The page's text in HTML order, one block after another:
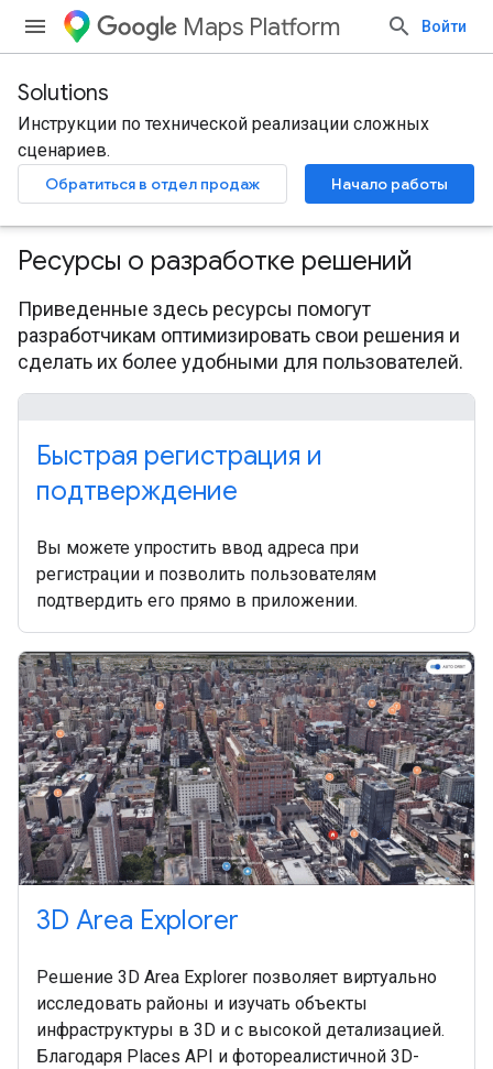
Maps Platform Войти
Solutions
Инструкции по технической реализации сложных
сценариев.
Обратиться в отдел продаж Начало работы
Ресурсы о разработке решений
Приведенные здесь ресурсы помогут
разработчикам оптимизировать свои решения и
сделать их более удобными для пользователей.
Быстрая регистрация и
подтверждение
Вы можете упростить ввод адреса при
регистрации и позволить пользователям
подтвердить его прямо в приложении.
3D Area Explorer
Решение 3D Area Explorer позволяет виртуально
исследовать районы и изучать объекты
инфраструктуры в 3D и с высокой детализацией.
Благодаря Places API и фотореалистичной 3D-